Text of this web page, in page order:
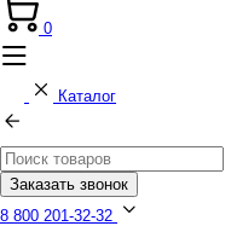
0
Каталог
Заказать звонок
8 800 201-32-32